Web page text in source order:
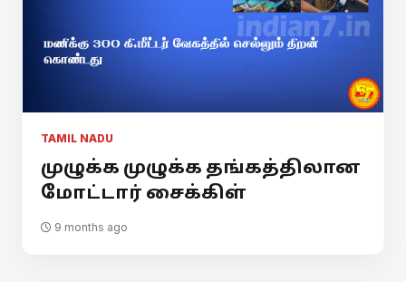
TAMIL NADU
முழுக்க முழுக்க தங்கத்திலான
மோட்டார் சைக்கிள்
9 months ago